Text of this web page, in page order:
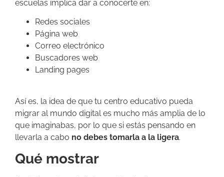
escuelas implica dar a conocerte en:
Redes sociales
Página web
Correo electrónico
Buscadores web
Landing pages
Así es, la idea de que tu centro educativo pueda
migrar al mundo digital es mucho más amplia de lo
que imaginabas, por lo que si estás pensando en
llevarla a cabo no debes tomarla a la ligera.
Qué mostrar